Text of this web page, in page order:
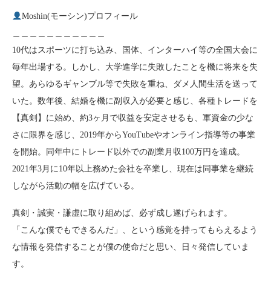
Moshin(モーシン)プロフィール
10代はスポーツに打ち込み、国体、インターハイ等の全国大会に
毎年出場する。しかし、大学進学に失敗したことを機に将来を失
望。あらゆるギャンブル等で失敗を重ね、ダメ人間生活を送って
いた。数年後、結婚を機に副収入が必要と感じ、各種トレードを
【真剣】に始め、約3ヶ月で収益を安定させるも、軍資金の少な
さに限界を感じ、2019年からYouTubeやオンライン指導等の事業
を開始。同年中にトレード以外での副業月収100万円を達成。
2021年3月に10年以上務めた会社を卒業し、現在は同事業を継続
しながら活動の幅を広げている。
真剣・誠実・謙虚に取り組めば、必ず成し遂げられます。
「こんな僕でもできるんだ」、という感覚を持ってもらえるよう
な情報を発信することが僕の使命だと思い、日々発信していま
す。